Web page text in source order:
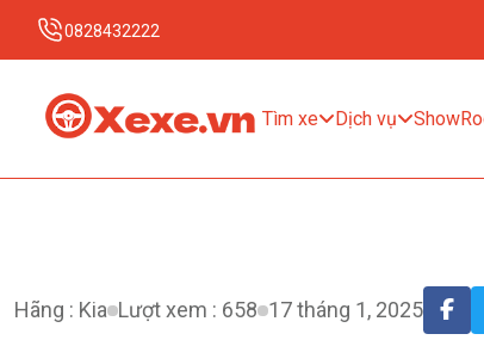
0828432222
Tìm xe Dịch vụ
Hãng : Kia Lượt xem : 658 17 tháng 1, 2025